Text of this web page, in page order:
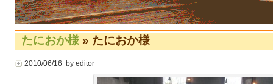
たにおか様 » たにおか様
2010/06/16 by editor